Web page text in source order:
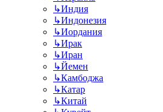
↳Индия
↳Индонезия
↳Иордания
↳Ирак
↳Иран
↳Йемен
↳Камбоджа
↳Катар
↳Китай